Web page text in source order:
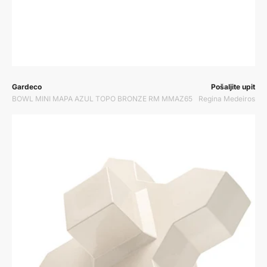
Prodavač:
Gardeco
BOWL MINI MAPA AZUL TOPO BRONZE RM MMAZ65
Prodavač:
Pošaljite upit
Regina Medeiros